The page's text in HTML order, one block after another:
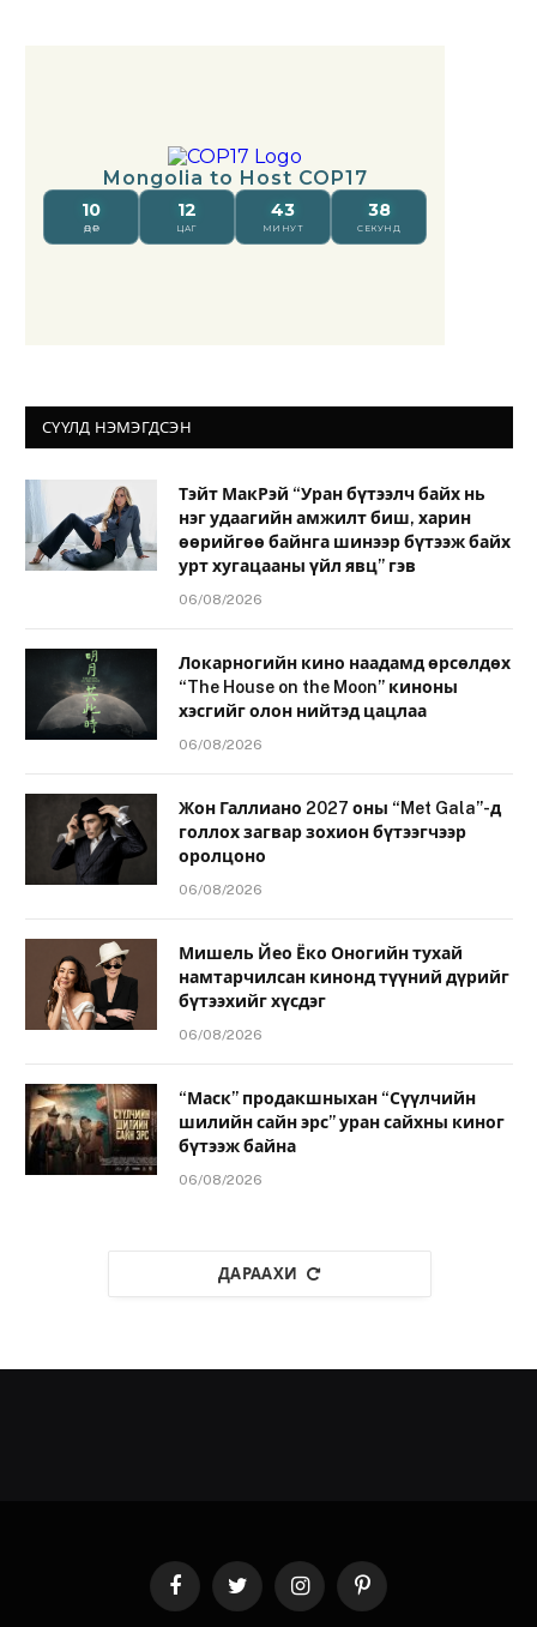
СҮҮЛД НЭМЭГДСЭН
Тэйт МакРэй “Уран бүтээлч байх нь
нэг удаагийн амжилт биш, харин
өөрийгөө байнга шинээр бүтээж байх
урт хугацааны үйл явц” гэв
06/08/2026
Локарногийн кино наадамд өрсөлдөх
“The House on the Moon” киноны
хэсгийг олон нийтэд цацлаа
06/08/2026
Жон Галлиано 2027 оны “Met Gala”-д
голлох загвар зохион бүтээгчээр
оролцоно
06/08/2026
Мишель Йео Ёко Оногийн тухай
намтарчилсан кинонд түүний дүрийг
бүтээхийг хүсдэг
06/08/2026
“Маск” продакшныхан “Сүүлчийн
шилийн сайн эрс” уран сайхны киног
бүтээж байна
06/08/2026
ДАРААХИ
FacebookTwitter InstagramPinterest